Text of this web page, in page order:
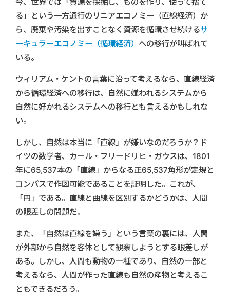
る」という一方通行のリニアエコノミー（直線経済）か
ら、廃棄や汚染を出すことなく資源を循環させ続けるサ
ーキュラーエコノミー（循環経済） への移行が叫ばれて
いる。
ウィリアム・ケントの言葉に沿って考えるなら、直線経済
から循環経済への移行は、自然に嫌われるシステムから
自然に好かれるシステムへの移行とも言えるかもしれな
い。
しかし、自然は本当に「直線」が嫌いなのだろうか？ド
イツの数学者、カール・フリードリヒ・ガウスは、1801
年に65,537本の「直線」からなる正65,537角形が定規と
コンパスで作図可能であることを証明した。これが、
「円」である。直線と曲線を区別するかどうかは、人間
の眼差しの問題だ。
また、「自然は直線を嫌う」という言葉の裏には、人間
が外部から自然を客体として観察しようとする眼差しが
ある。しかし、人間も動物の一種であり、自然の一部と
考えるなら、人間が作った直線も自然の産物と考えるこ
ともできるだろう。